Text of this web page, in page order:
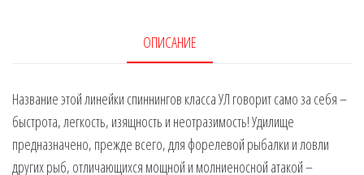
(2
секции)
(IM7)
ОПИСАНИЕ
Название этой линейки спиннингов класса УЛ говорит само за себя –
быстрота, легкость, изящность и неотразимость! Удилище
предназначено, прежде всего, для форелевой рыбалки и ловли
других рыб, отличающихся мощной и молниеносной атакой –